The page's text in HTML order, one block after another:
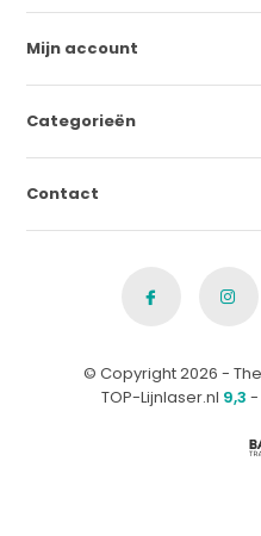
Mijn account
Categorieën
Contact
© Copyright 2026 -
TOP-Lijnlaser.nl 9,3 -